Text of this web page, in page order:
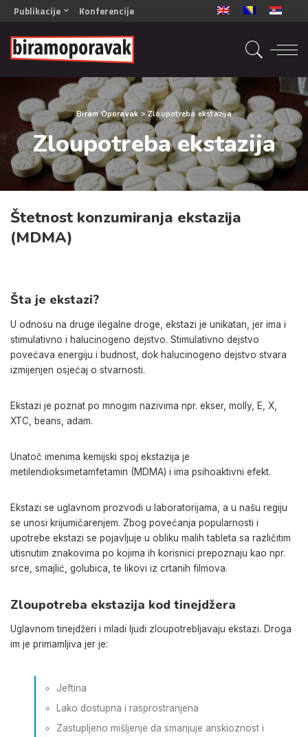
Publikacije
OPORAVAK- Naš zajednički cilj BiH/CG
OPORAVAK- Naš zajednički cilj SRB
RECOVERY- Our common goal ENG
OPORAVAK- Naš zajednički cilj 2
Mala knjiga vještina
Šta ne raditi
Radna sveska za oporavak
Konferencije
Biram Oporavak >Zloupotreba ekstazija
Zloupotreba ekstazija
Štetnost konzumiranja ekstazija
(MDMA)
Šta je ekstazi?
U odnosu na druge ilegalne droge, ekstazi je unikatan, jer ima i
stimulativno i halucinogeno dejstvo. Stimulativno dejstvo
povećava energiju i budnost, dok halucinogeno dejstvo stvara
izmijenjen osjećaj o stvarnosti.
Ekstazi je poznat po mnogim nazivima npr. ekser, molly, E, X,
XTC, beans, adam.
Unatoč imenima kemijski spoj ekstazija je
metilendioksimetamfetamin (MDMA) i ima psihoaktivni efekt.
Ekstazi se uglavnom prozvodi u laboratorijama, a u našu regiju
se unosi krijumičarenjem. Zbog povećanja popularnosti i
upotrebe ekstazi se pojavljuje u obliku malih tableta sa različitim
utisnutim znakovima po kojima ih korisnici prepoznaju kao npr.
srce, smajlić, golubica, te likovi iz crtanih filmova.
Zloupotreba ekstazija kod tinejdžera
Uglavnom tinejdžeri i mladi ljudi zloupotrebljavaju ekstazi. Droga
im je primamljiva jer je:
Jeftina
Lako dostupna i rasprostranjena
Zastupljeno mišljenje da smanjuje anskioznost i